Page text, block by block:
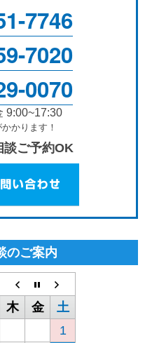
7746
7020
0070
9:00~17:30
かります！
談ご予約OK
のご案内
木 金
土
1